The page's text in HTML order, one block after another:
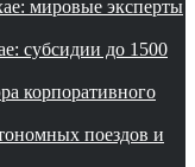
мировые эксперты
субсидии до 1500
корпоративного
поездов и